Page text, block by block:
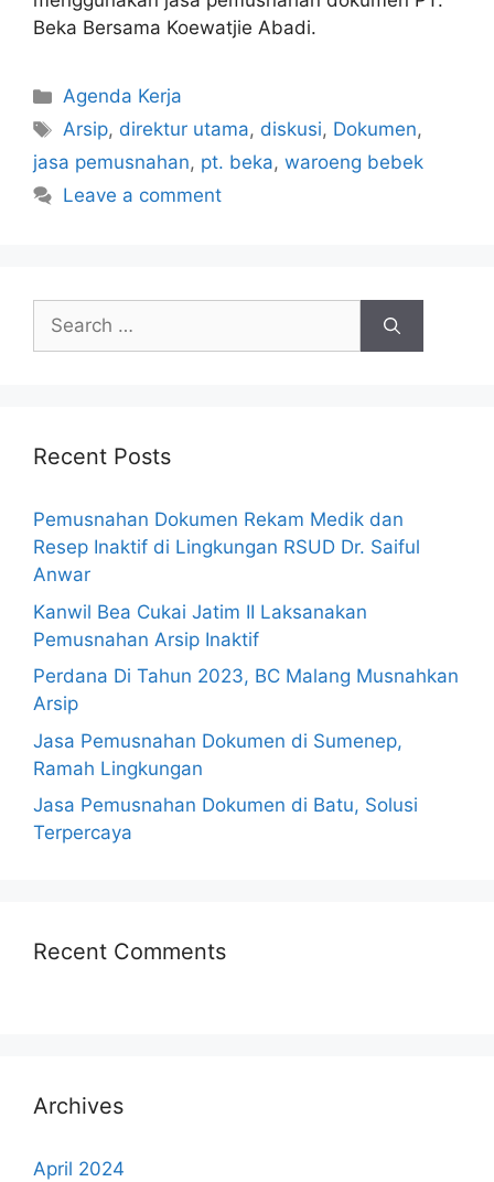
Beka Bersama Koewatjie Abadi.
Agenda Kerja
Arsip, direktur utama, diskusi, Dokumen,
jasa pemusnahan, pt. beka, waroeng bebek
Leave a comment
Recent Posts
Pemusnahan Dokumen Rekam Medik dan
Resep Inaktif di Lingkungan RSUD Dr. Saiful
Anwar
Kanwil Bea Cukai Jatim II Laksanakan
Pemusnahan Arsip Inaktif
Perdana Di Tahun 2023, BC Malang Musnahkan
Arsip
Jasa Pemusnahan Dokumen di Sumenep,
Ramah Lingkungan
Jasa Pemusnahan Dokumen di Batu, Solusi
Terpercaya
Recent Comments
Archives
April 2024